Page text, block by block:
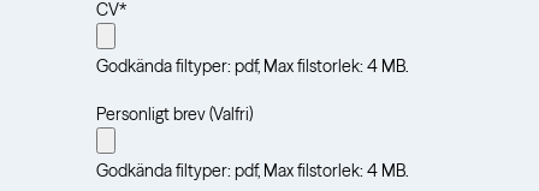
CV*
Godkända filtyper: pdf, Max filstorlek: 4 MB.
Personligt brev (Valfri)
Godkända filtyper: pdf, Max filstorlek: 4 MB.